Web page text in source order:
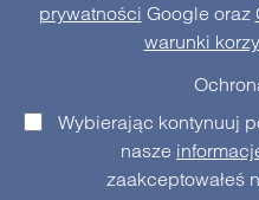
prywatności Google oraz
warunki
Wybierając kontynuuj
nasze
zaakceptowałeś